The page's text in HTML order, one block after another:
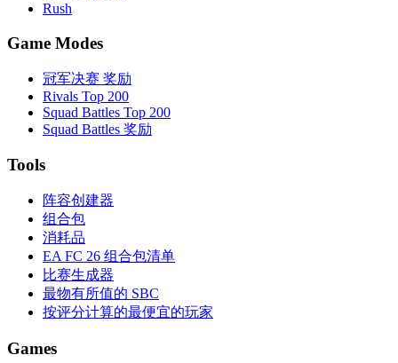
Rush
Game Modes
冠军决赛 奖励
Rivals Top 200
Squad Battles Top 200
Squad Battles 奖励
Tools
阵容创建器
组合包
消耗品
EA FC 26 组合包清单
比赛生成器
最物有所值的 SBC
按评分计算的最便宜的玩家
Games